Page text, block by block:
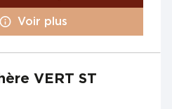
Voir plus
VERT ST